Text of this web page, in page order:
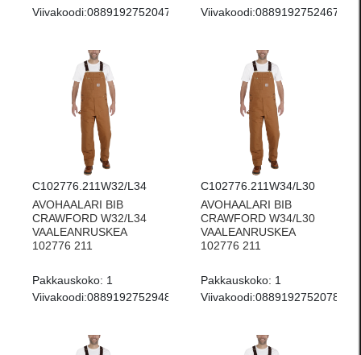
Viivakoodi:0889192752047
Viivakoodi:0889192752467
C102776.211W32/L34
AVOHAALARI BIB
CRAWFORD W32/L34
VAALEANRUSKEA
102776 211
Pakkauskoko: 1
Viivakoodi:0889192752948
C102776.211W34/L30
AVOHAALARI BIB
CRAWFORD W34/L30
VAALEANRUSKEA
102776 211
Pakkauskoko: 1
Viivakoodi:0889192752078